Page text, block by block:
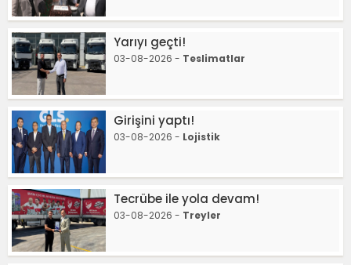
Yarıyı geçti!
03-08-2026 - Teslimatlar
Girişini yaptı!
03-08-2026 - Lojistik
Tecrübe ile yola devam!
03-08-2026 - Treyler